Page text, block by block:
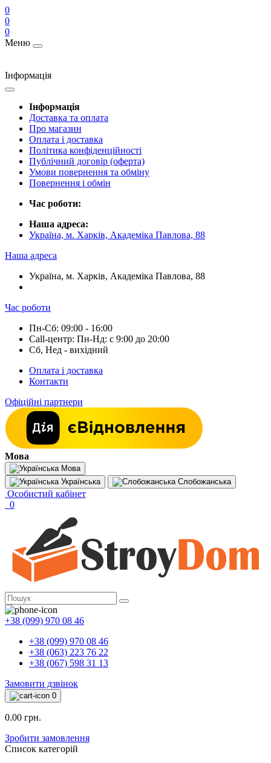
0
0
0
Меню
Інформація
Інформація
Доставка та оплата
Про магазин
Оплата і доставка
Політика конфіденційності
Публічний договір (оферта)
Умови повернення та обміну
Повернення і обмін
Час роботи:
Наша адреса:
Україна, м. Харків, Академіка Павлова, 88
Наша адреса
Україна, м. Харків, Академіка Павлова, 88
Час роботи
Пн-Сб: 09:00 - 16:00
Call-центр: Пн-Нд: с 9:00 до 20:00
Сб, Нед - вихідний
Оплата і доставка
Контакти
Офіційні партнери
Мова
Мова
Українська
Слобожанська
Особистий кабінет
0
+38 (099) 970 08 46
+38 (099) 970 08 46
+38 (063) 223 76 22
+38 (067) 598 31 13
Замовити дзвінок
0
0.00 грн.
Зробити замовлення
Список категорій